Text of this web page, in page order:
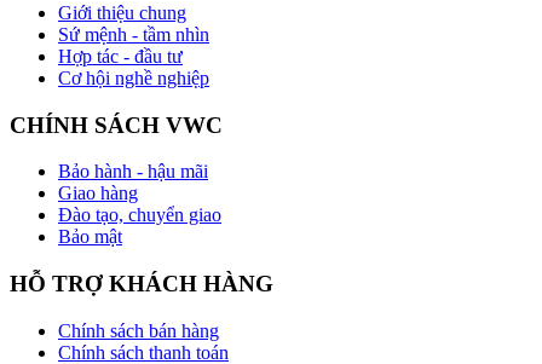
Giới thiệu chung
Sứ mệnh - tầm nhìn
Hợp tác - đầu tư
Cơ hội nghề nghiệp
CHÍNH SÁCH VWC
Bảo hành - hậu mãi
Giao hàng
Đào tạo, chuyển giao
Bảo mật
HỖ TRỢ KHÁCH HÀNG
Chính sách bán hàng
Chính sách thanh toán